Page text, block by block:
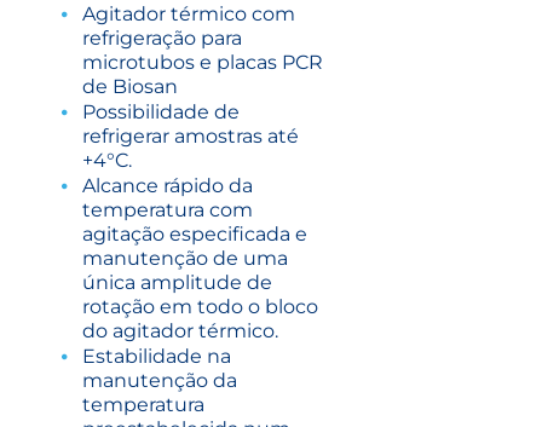
Agitador térmico com
refrigeração para
microtubos e placas PCR
de Biosan
Possibilidade de
refrigerar amostras até
+4°C.
Alcance rápido da
temperatura com
agitação especificada e
manutenção de uma
única amplitude de
rotação em todo o bloco
do agitador térmico.
Estabilidade na
manutenção da
temperatura